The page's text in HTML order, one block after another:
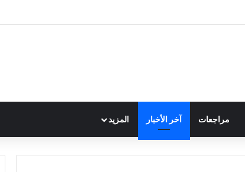
مراجعات آخر الأخبار المزيد